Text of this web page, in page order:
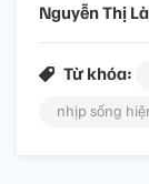
Nguyễn Thị
Từ khóa:
nhịp sống